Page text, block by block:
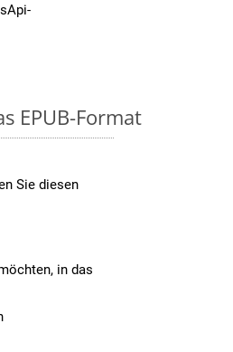
EPUB-Format
Sie diesen
in das